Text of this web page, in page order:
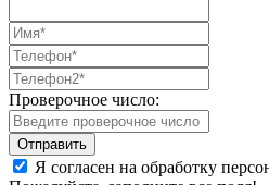
Проверочное число:
Я согласен на обработку